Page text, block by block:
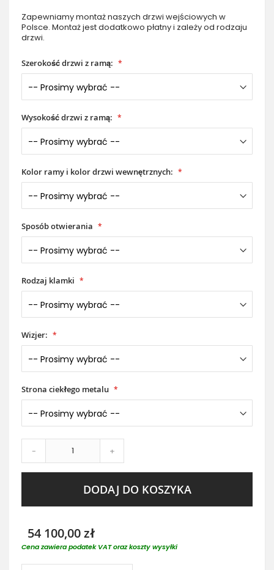
Zapewniamy montaż naszych drzwi wejściowych w
Polsce. Montaż jest dodatkowo płatny i zależy od rodzaju
drzwi.
Szerokość drzwi z ramą:
Wysokość drzwi z ramą:
Kolor ramy i kolor drzwi wewnętrznych:
Sposób otwierania
Rodzaj klamki
Wizjer:
Strona ciekłego metalu
- +
DODAJ DO KOSZYKA
54 100,00 zł
Cena zawiera podatek VAT oraz koszty wysyłki